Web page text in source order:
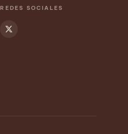
REDES SOCIALES